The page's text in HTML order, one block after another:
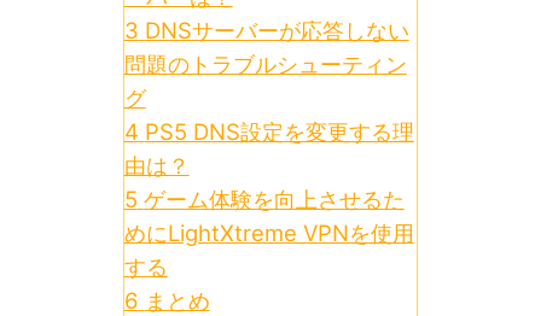
3 DNSサーバーが応答しない
問題のトラブルシューティン
グ
4 PS5 DNS設定を変更する理
由は？
5 ゲーム体験を向上させるた
めにLightXtreme VPNを使用
する
6 まとめ